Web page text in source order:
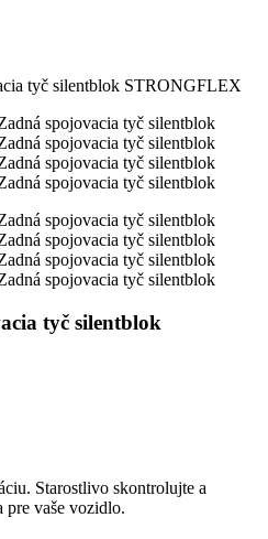
tyč silentblok STRONGFLEX
tyč silentblok
Starostlivo skontrolujte a
pre vaše vozidlo.